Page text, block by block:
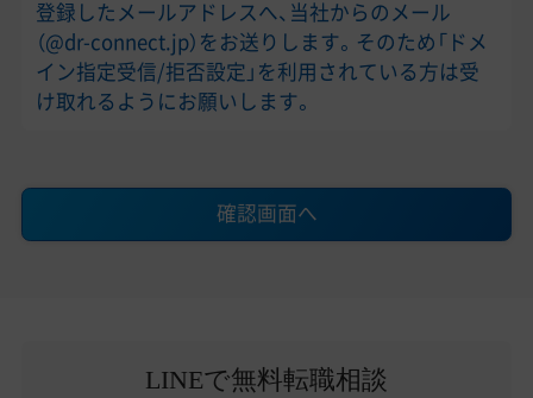
登録したメールアドレスへ、当社からのメール
（@dr-connect.jp）をお送りします。そのため「ドメ
イン指定受信/拒否設定」を利用されている方は受
け取れるようにお願いします。
確認画面へ
LINEで無料転職相談